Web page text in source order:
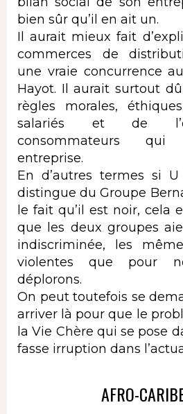
bien sûr qu’il en ait un.
Il aurait mieux fait
commerces de
une vraie concurrence
Hayot. Il aurait surtout
règles morales,
salariés et de
consommateurs
entreprise.
En d’autres termes si
distingue du Groupe
le fait qu’il est noir, cela
que les deux groupes
indiscriminée, les
violentes que pour
déplorons.
On peut toutefois se
arriver là pour que le
la Vie Chère qui se pose
fasse irruption dans
AFRO-